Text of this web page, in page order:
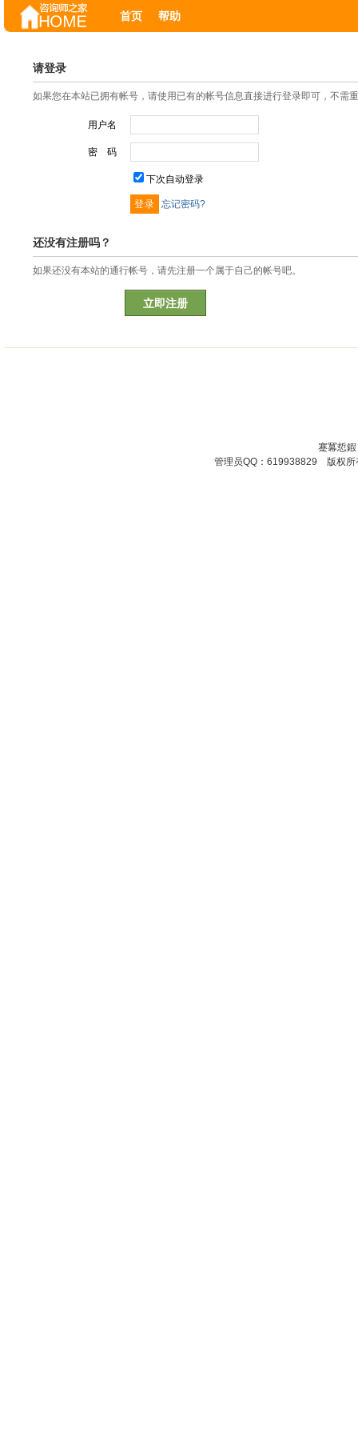
首页 帮助
请登录
如果您在本站已拥有帐号，请使用已有的帐号信息直接进行登录即可，不需
用户名
密 码
下次自动登录
忘记密码?
还没有注册吗？
如果还没有本站的通行帐号，请先注册一个属于自己的帐号吧。
立即注册
蹇冪悊
管理员QQ：619938829 版权